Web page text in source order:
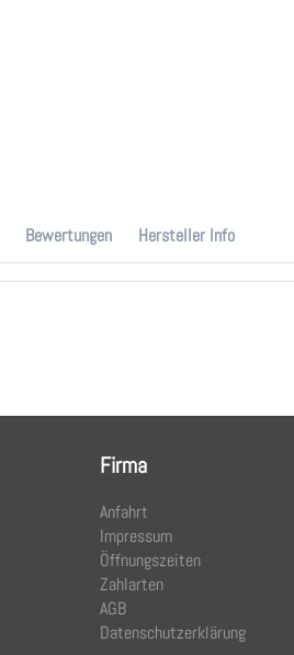
Bewertungen Hersteller Info
Firma
Anfahrt
Impressum
Öffnungszeiten
Zahlarten
AGB
Datenschutzerklärung